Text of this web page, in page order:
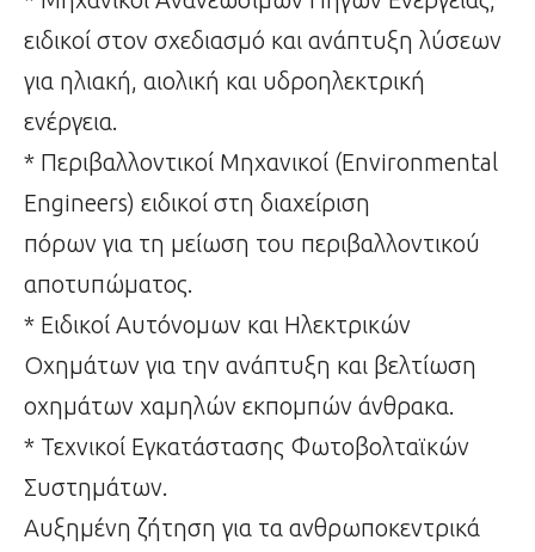
ειδικοί στον σχεδιασμό και ανάπτυξη λύσεων
για ηλιακή, αιολική και υδροηλεκτρική
ενέργεια.
* Περιβαλλοντικοί Μηχανικοί (Environmental
Engineers) ειδικοί στη διαχείριση
πόρων για τη μείωση του περιβαλλοντικού
αποτυπώματος.
* Ειδικοί Αυτόνομων και Ηλεκτρικών
Οχημάτων για την ανάπτυξη και βελτίωση
οχημάτων χαμηλών εκπομπών άνθρακα.
* Τεχνικοί Εγκατάστασης Φωτοβολταϊκών
Συστημάτων.
Αυξημένη ζήτηση για τα ανθρωποκεντρικά